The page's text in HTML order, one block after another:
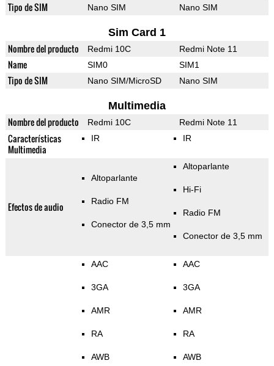
Tipo de SIM Nano SIM Nano SIM
Sim Card 1
Nombre del producto Redmi 10C Redmi Note 11
Name SIM0 SIM1
Tipo de SIM Nano SIM/MicroSD Nano SIM
Multimedia
Nombre del producto Redmi 10C Redmi Note 11
Características
Multimedia
IR IR
Efectos de audio
Altoparlante
Radio FM
Conector de 3,5 mm
Altoparlante
Hi-Fi
Radio FM
Conector de 3,5 mm
AAC
3GA
AMR
RA
AWB
AAC
3GA
AMR
RA
AWB